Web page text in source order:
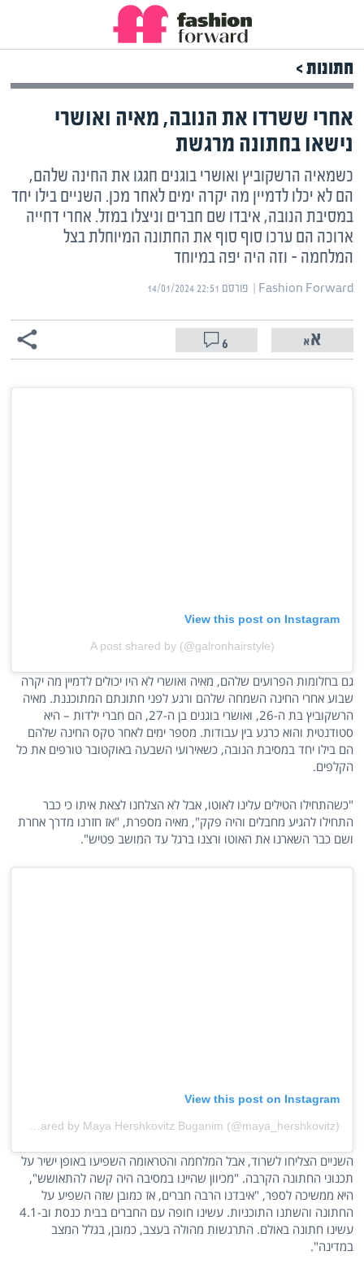
חתונות >
אחרי ששרדו את הנובה, מאיה ואושרי
נישאו בחתונה מרגשת
כשמאיה הרשקוביץ ואושרי בוגנים חגגו את החינה שלהם,
הם לא יכלו לדמיין מה יקרה ימים לאחר מכן. השניים בילו יחד
במסיבת הנובה, איבדו שם חברים וניצלו במזל. אחרי דחייה
ארוכה הם ערכו סוף סוף את החתונה המיוחלת בצל
המלחמה – וזה היה יפה במיוחד
Fashion Forward | ‏ פורסם ‎14/01/2024 22:51
6
View this post on Instagram
A post shared by (@galronhairstyle)
גם בחלומות הפרועים שלהם, מאיה ואושרי לא היו יכולים לדמיין מה יקרה
שבוע אחרי החינה השמחה שלהם ורגע לפני חתונתם המתוכננת. מאיה
הרשקוביץ בת ה-26, ואושרי בוגנים בן ה-27, הם חברי ילדות – היא
סטודנטית והוא כרגע בין עבודות. מספר ימים לאחר טקס החינה שלהם
הם בילו יחד במסיבת הנובה, כשאירועי השבעה באוקטובר טורפים את כל
הקלפים.
"כשהתחילו הטילים עלינו לאוטו, אבל לא הצלחנו לצאת איתו כי כבר
התחילו להגיע מחבלים והיה פקק", מאיה מספרת, "אז חזרנו מדרך אחרת
ושם כבר השארנו את האוטו ורצנו ברגל עד המושב פטיש".
View this post on Instagram
השניים הצליחו לשרוד, אבל המלחמה והטראומה השפיעו באופן ישיר על
תכנוני החתונה הקרבה. "מכיוון שהיינו במסיבה היה קשה להתאושש",
היא ממשיכה לספר, "איבדנו הרבה חברים, אז כמובן שזה השפיע על
החתונה והשתנו התוכניות. עשינו חופה עם החברים בבית כנסת וב-4.1
עשינו חתונה באולם. התרגשות מהולה בעצב, כמובן, בגלל המצב
במדינה".